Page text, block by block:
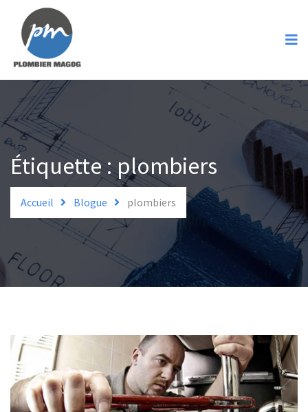
Accueil
Services
Spécialités
Urgence
Soumission
Contact
Étiquette :plombiers
Accueil Blogue plombiers